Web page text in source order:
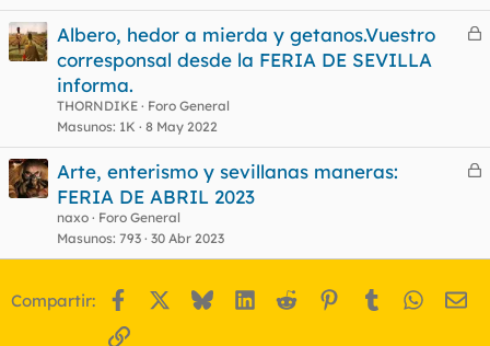
a
d
C
d
o
Albero, hedor a mierda y getanos.Vuestro
corresponsal desde la FERIA DE SEVILLA
informa.
THORNDIKE
Foro General
Masunos 1K 8 May 2022
C
a
Arte, enterismo y sevillanas maneras:
FERIA DE ABRIL 2023
naxo
Foro General
Masunos 793 30 Abr 2023
Compartir: Facebook BlueskyLinkedIn
Reddit Pinterest
Tumblr
Enlace